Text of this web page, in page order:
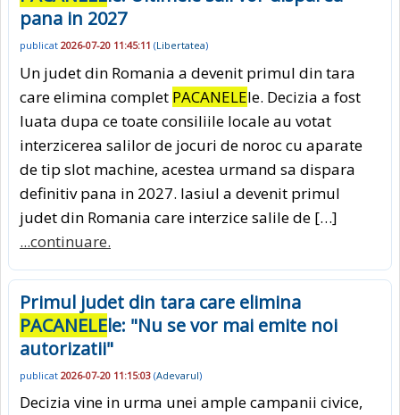
pana in 2027
publicat 2026-07-20 11:45:11 (Libertatea)
Un judet din Romania a devenit primul din tara
care elimina complet PACANELEle. Decizia a fost
luata dupa ce toate consiliile locale au votat
interzicerea salilor de jocuri de noroc cu aparate
de tip slot machine, acestea urmand sa dispara
definitiv pana in 2027. Iasiul a devenit primul
judet din Romania care interzice salile de […]
...continuare.
Primul judet din tara care elimina
PACANELEle: "Nu se vor mai emite noi
autorizatii"
publicat 2026-07-20 11:15:03 (Adevarul)
Decizia vine in urma unei ample campanii civice,